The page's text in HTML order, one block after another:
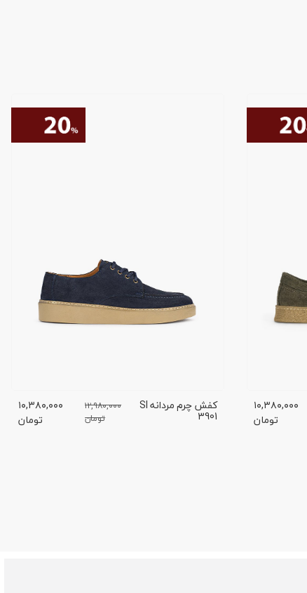
۱۰,۳۸۰,۰۰۰
تومان
کفش چرم مردانه SI
3901
۱۲,۹۸۰,۰۰۰
تومان
۱۰,۳۸۰,۰۰۰
تومان